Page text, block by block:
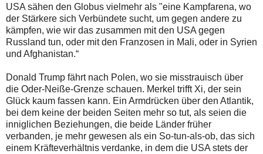
USA sähen den Globus vielmehr als "eine Kampfarena, wo
der Stärkere sich Verbündete sucht, um gegen andere zu
kämpfen, wie wir das zusammen mit den USA gegen
Russland tun, oder mit den Franzosen in Mali, oder in Syrien
und Afghanistan.“
Donald Trump fährt nach Polen, wo sie misstrauisch über
die Oder-Neiße-Grenze schauen. Merkel trifft Xi, der sein
Glück kaum fassen kann. Ein Armdrücken über den Atlantik,
bei dem keine der beiden Seiten mehr so tut, als seien die
inniglichen Beziehungen, die beide Länder früher
verbanden, je mehr gewesen als ein So-tun-als-ob, das sich
einem Kräfteverhältnis verdanke, in dem die USA stets der